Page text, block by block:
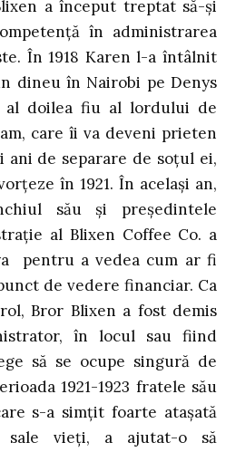
a început treptat să-şi
în administrarea
În 1918 Karen l-a întâlnit
dineu în Nairobi pe Denys
al doilea fiu al lordului de
care îi va deveni prieten
ani de separare de soţul ei,
în 1921. În acelaşi an,
său şi preşedintele
al Blixen Coffee Co. a
pentru a vedea cum ar fi
de vedere financiar. Ca
Bror Blixen a fost demis
în locul sau fiind
să se ocupe singură de
1921-1923 fratele său
s-a simţit foarte ataşată
vieţi, a ajutat-o să